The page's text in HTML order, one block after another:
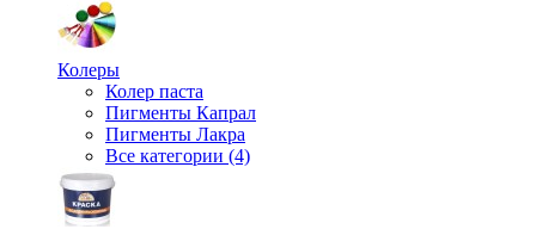
Колеры
Колер паста
Пигменты Капрал
Пигменты Лакра
Все категории (4)